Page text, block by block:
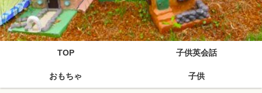
TOP 子供英会話
おもちゃ 子供